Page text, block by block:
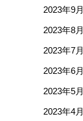
2023年9月
2023年8月
2023年7月
2023年6月
2023年5月
2023年4月